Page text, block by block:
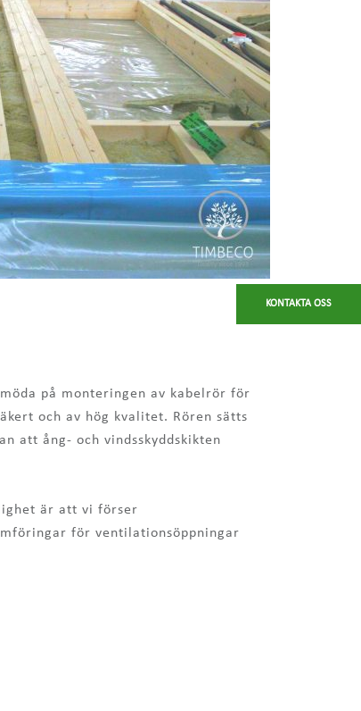
KONTAKTA OSS
på monteringen av kabelrör för
och av hög kvalitet. Rören sätts
att ång- och vindsskyddskikten
är att vi förser
för ventilationsöppningar